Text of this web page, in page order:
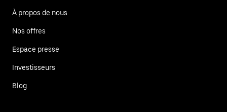
À propos de nous
Nos offres
Espace presse
Investisseurs
Blog